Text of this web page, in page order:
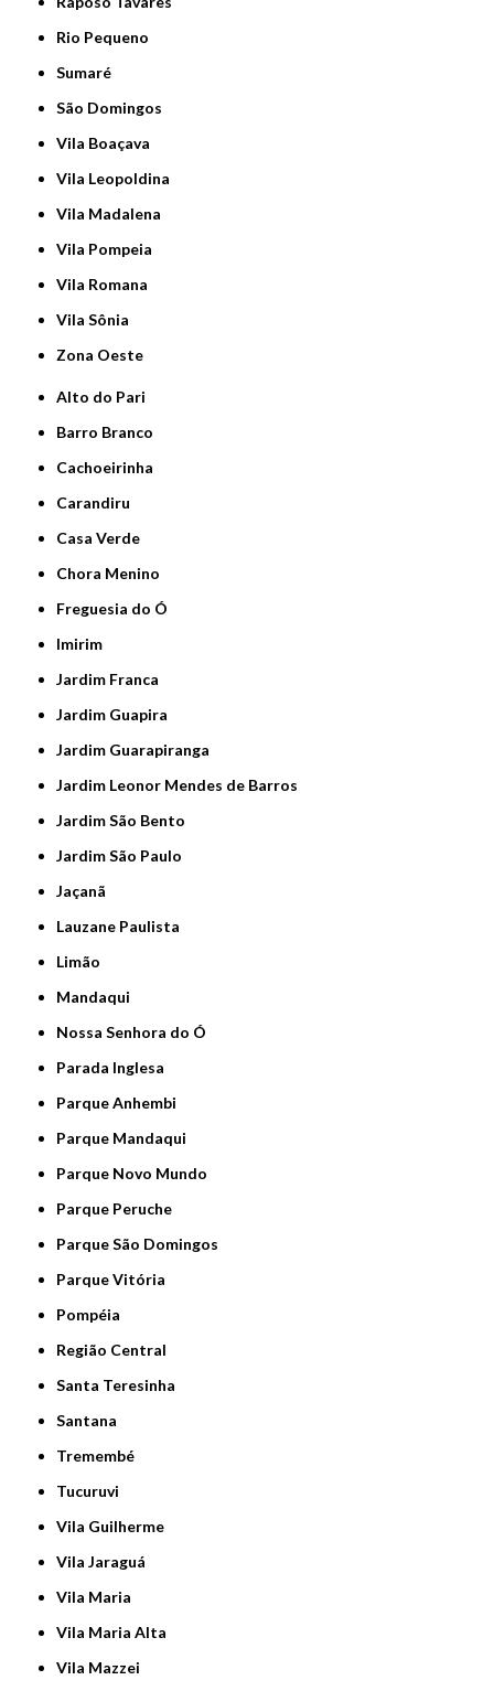
Rio Pequeno
Sumaré
São Domingos
Vila Boaçava
Vila Leopoldina
Vila Madalena
Vila Pompeia
Vila Romana
Vila Sônia
Zona Oeste
Alto do Pari
Barro Branco
Cachoeirinha
Carandiru
Casa Verde
Chora Menino
Freguesia do Ó
Imirim
Jardim Franca
Jardim Guapira
Jardim Guarapiranga
Jardim Leonor Mendes de Barros
Jardim São Bento
Jardim São Paulo
Jaçanã
Lauzane Paulista
Limão
Mandaqui
Nossa Senhora do Ó
Parada Inglesa
Parque Anhembi
Parque Mandaqui
Parque Novo Mundo
Parque Peruche
Parque São Domingos
Parque Vitória
Pompéia
Região Central
Santa Teresinha
Santana
Tremembé
Tucuruvi
Vila Guilherme
Vila Jaraguá
Vila Maria
Vila Maria Alta
Vila Mazzei